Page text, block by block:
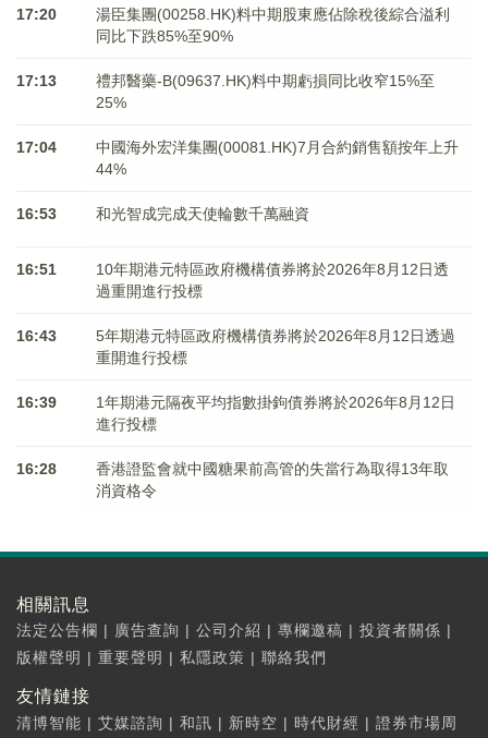
17:20
湯臣集團(00258.HK)料中期股東應佔除稅後綜合溢利
同比下跌85%至90%
17:13
禮邦醫藥-B(09637.HK)料中期虧損同比收窄15%至
25%
17:04
中國海外宏洋集團(00081.HK)7月合約銷售額按年上升
44%
16:53 和光智成完成天使輪數千萬融資
16:51
10年期港元特區政府機構債券將於2026年8月12日透
過重開進行投標
16:43
5年期港元特區政府機構債券將於2026年8月12日透過
重開進行投標
16:39
1年期港元隔夜平均指數掛鉤債券將於2026年8月12日
進行投標
16:28
香港證監會就中國糖果前高管的失當行為取得13年取
消資格令
相關訊息
法定公告欄 | 廣告查詢 | 公司介紹 | 專欄邀稿 | 投資者關係 |
版權聲明 | 重要聲明 | 私隱政策 | 聯絡我們
友情鏈接
清博智能 | 艾媒諮詢 | 和訊 | 新時空 | 時代財經 | 證券市場周